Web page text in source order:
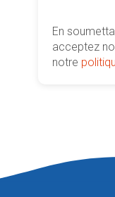
En
acceptez
notre